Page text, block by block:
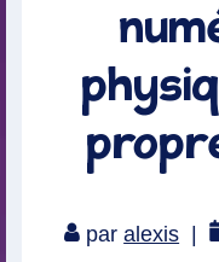
paralexis